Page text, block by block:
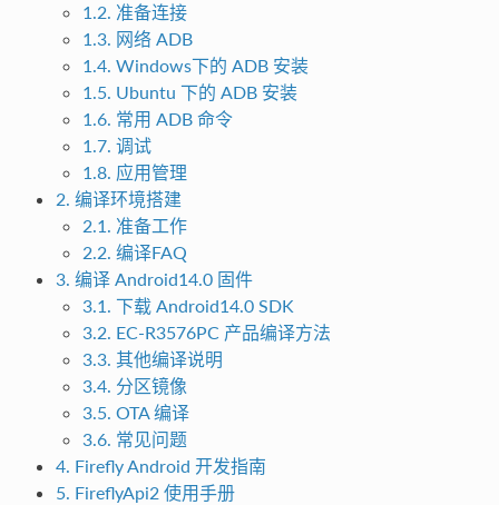
1.2. 准备连接
1.3. 网络 ADB
1.4. Windows下的 ADB 安装
1.5. Ubuntu 下的 ADB 安装
1.6. 常用 ADB 命令
1.7. 调试
1.8. 应用管理
2. 编译环境搭建
2.1. 准备工作
2.2. 编译FAQ
3. 编译 Android14.0 固件
3.1. 下载 Android14.0 SDK
3.2. EC-R3576PC 产品编译方法
3.3. 其他编译说明
3.4. 分区镜像
3.5. OTA 编译
3.6. 常见问题
4. Firefly Android 开发指南
5. FireflyApi2 使用手册